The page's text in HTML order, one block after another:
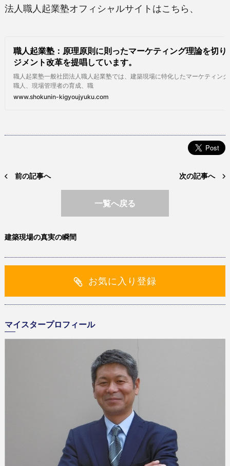
法人職人起業塾オフィシャルサイトはこちら、
職人起業塾：原理原則に則ったマーケティング理論を切
ジメント改革を提唱しています。
職人起業塾一般社団法人職人起業塾では、建築現場に特化したマーケティン
職人、現場管理者の育成、職
www.shokunin-kigyoujyuku.com
前の記事へ 次の記事へ
一覧へ戻る
建築現場の真実の瞬間
お気に入り登録
マイスタープロフィール